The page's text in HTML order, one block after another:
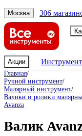
Москва 306
Акции Инструмент
Главная/
Ручной инструмент/
Малярный инструмент/
Валики и ролики
Avanza
Валик